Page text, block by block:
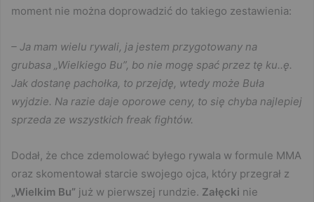
moment nie można doprowadzić do takiego zestawienia:
– Ja mam wielu rywali, ja jestem przygotowany na
grubasa „Wielkiego Bu”, bo nie mogę spać przez tę ku..ę.
Jak dostanę pachołka, to przejdę, wtedy może Buła
wyjdzie. Na razie daje oporowe ceny, to się chyba najlepiej
sprzeda ze wszystkich freak fightów.
Dodał, że chce zdemolować byłego rywala w formule MMA
oraz skomentował starcie swojego ojca, który przegrał z
„Wielkim Bu” już w pierwszej rundzie. Załęcki nie